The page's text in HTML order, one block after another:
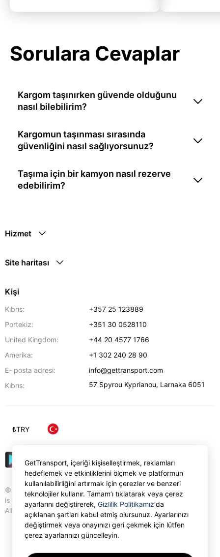
Sorulara Cevaplar
Kargom taşınırken güvende olduğunu
nasıl bilebilirim?
Kargomun taşınması sırasında
güvenliğini nasıl sağlıyorsunuz?
Taşıma için bir kamyon nasıl rezerve
edebilirim?
Hizmet
Site haritası
Kişi
Kıbrıs:
+357 25 123889
Portekiz:
+351 30 0528110
United Kingdom:
+44 20 4577 1766
Amerika:
+1 302 240 28 90
E- posta adresi:
info@gettransport.com
Kıbrıs:
57 Spyrou Kyprianou, Larnaka 6051
© Gettransport International Limited. GetTransport®
is trademark of Gettransport International Limited.
All rights reserved.
₺TRY
GetTransport, içeriği kişiselleştirmek, reklamları
hedeflemek ve etkinliklerini ölçmek ve platformun
kullanılabilirliğini artırmak için çerezler ve benzeri
teknolojiler kullanır. Tamam’ı tıklatarak veya çerez
ayarlarını değiştirerek, Gizlilik Politikamız‘da
açıklanan şartları kabul etmiş olursunuz. Ayarlarınızı
değiştirmek veya onayınızı geri çekmek için lütfen
çerez ayarlarınızı güncelleyin.